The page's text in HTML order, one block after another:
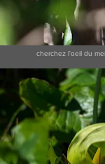
cherchez l'oeil du